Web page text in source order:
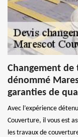
Changement de
dénommé
garanties de
Avec l’expérience
Couverture, il vous est
les travaux de